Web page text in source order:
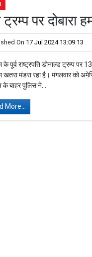
ट्रम्प पर दोबारा
On 17 Jul 2024 13:09:13
के पूर्व राष्ट्रपति डोनाल्ड ट्रम्प
खतरा मंडरा रहा है। मंगलवार को
बाहर पुलिस ने...
More...